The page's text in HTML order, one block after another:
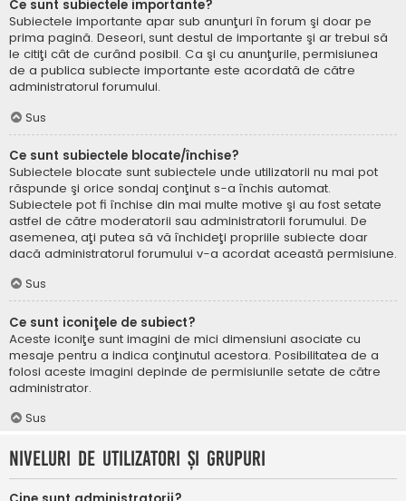
Ce sunt subiectele importante?
Subiectele importante apar sub anunţuri în forum şi doar pe
prima pagină. Deseori, sunt destul de importante şi ar trebui să
le citiţi cât de curând posibil. Ca şi cu anunţurile, permisiunea
de a publica subiecte importante este acordată de către
administratorul forumului.
Sus
Ce sunt subiectele blocate/închise?
Subiectele blocate sunt subiectele unde utilizatorii nu mai pot
răspunde şi orice sondaj conţinut s-a închis automat.
Subiectele pot fi închise din mai multe motive şi au fost setate
astfel de către moderatorii sau administratorii forumului. De
asemenea, aţi putea să vă închideţi propriile subiecte doar
dacă administratorul forumului v-a acordat această permisiune.
Sus
Ce sunt iconiţele de subiect?
Aceste iconiţe sunt imagini de mici dimensiuni asociate cu
mesaje pentru a indica conţinutul acestora. Posibilitatea de a
folosi aceste imagini depinde de permisiunile setate de către
administrator.
Sus
Niveluri de utilizatori şi grupuri